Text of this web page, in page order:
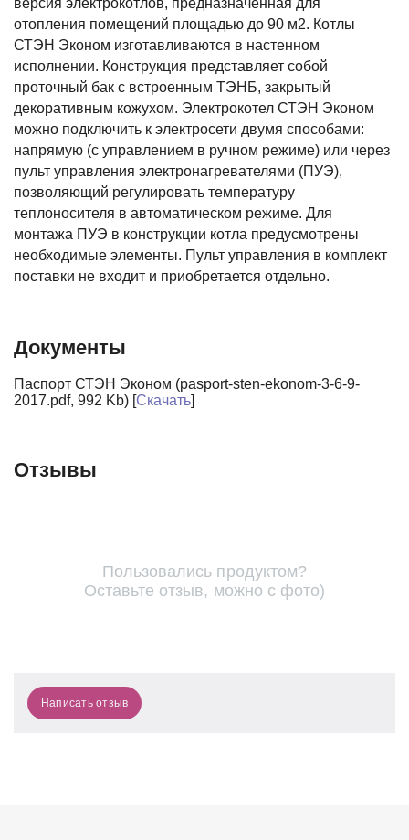
версия электрокотлов, предназначенная для
отопления помещений площадью до 90 м2. Котлы
СТЭН Эконом изготавливаются в настенном
исполнении. Конструкция представляет собой
проточный бак с встроенным ТЭНБ, закрытый
декоративным кожухом. Электрокотел СТЭН Эконом
можно подключить к электросети двумя способами:
напрямую (с управлением в ручном режиме) или через
пульт управления электронагревателями (ПУЭ),
позволяющий регулировать температуру
теплоносителя в автоматическом режиме. Для
монтажа ПУЭ в конструкции котла предусмотрены
необходимые элементы. Пульт управления в комплект
поставки не входит и приобретается отдельно.
Документы
Паспорт СТЭН Эконом (pasport-sten-ekonom-3-6-9-
2017.pdf, 992 Kb) [Скачать]
Отзывы
Пользовались продуктом?
Оставьте отзыв, можно с фото)
Написать отзыв